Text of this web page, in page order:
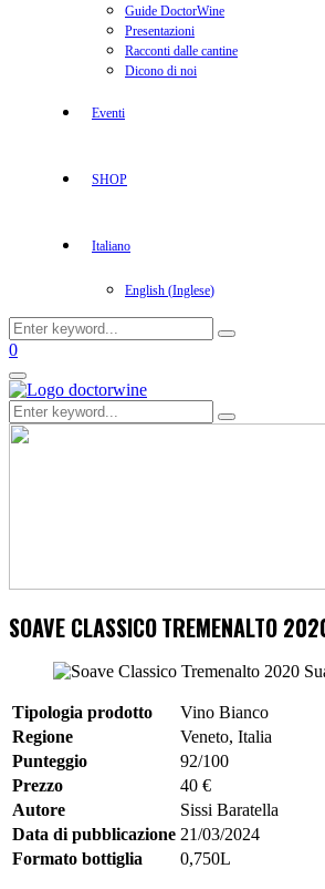
Guide DoctorWine
Presentazioni
Racconti dalle cantine
Dicono di noi
Eventi
SHOP
Italiano
English (Inglese)
Search
for:
Search
Facebook
Twitter
Instagram
Linkedin
Youtube
0
Primary
Menu
Search
for:
Search
SOAVE CLASSICOTREMENALTO
Tipologia prodotto
Vino Bianco
Regione
Veneto, Italia
Punteggio
92/100
Prezzo
40 €
Autore
Sissi Baratella
Data di pubblicazione 21/03/2024
Formato bottiglia
0,750L